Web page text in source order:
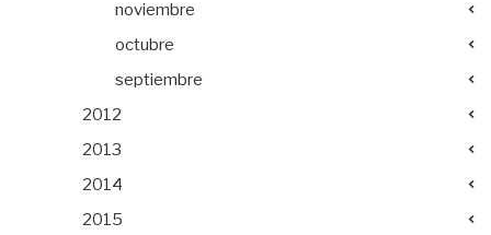
noviembre
octubre
septiembre
2012
2013
2014
2015